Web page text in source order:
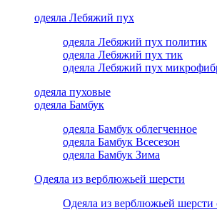
одеяла Лебяжий пух
одеяла Лебяжий пух политик
одеяла Лебяжий пух тик
одеяла Лебяжий пух
одеяла пуховые
одеяла Бамбук
одеяла Бамбук облегченное
одеяла Бамбук Всесезон
одеяла Бамбук Зима
Одеяла из верблюжьей шерсти
Одеяла из верблюжьей шерсти